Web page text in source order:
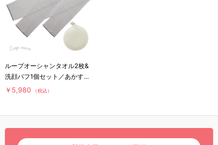
ループオーシャンタオル2枚&
洗顔パフ1個セット／あかすり
タオル
￥5,980 （税込）